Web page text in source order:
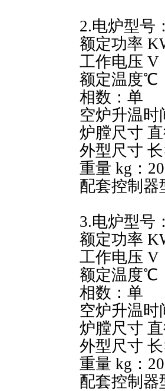
2.电炉型号
额定功率
工作电压 V
额定温度℃
相数：单
空炉升温时
炉膛尺寸
外型尺寸
重量 kg：20
配套控制器
3.电炉型号
额定功率
工作电压 V
额定温度℃
相数：单
空炉升温时
炉膛尺寸
外型尺寸
重量 kg：20
配套控制器